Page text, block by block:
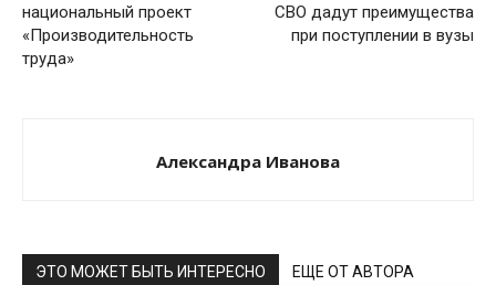
национальный проект
«Производительность
труда»
СВО дадут преимущества
при поступлении в вузы
Александра Иванова
ЭТО МОЖЕТ БЫТЬ ИНТЕРЕСНО ЕЩЕ ОТ АВТОРА